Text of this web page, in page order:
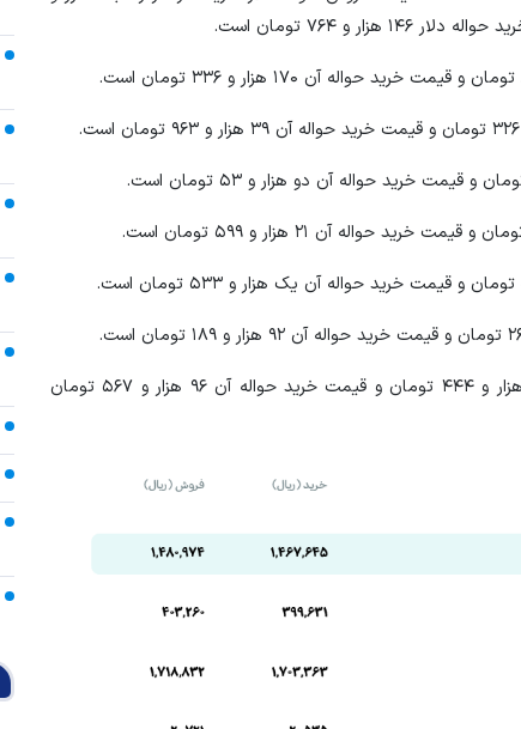
نرخ فروش حواله هزار وون کره جنوبی ۹۷ هزار و ۴۴۴ تومان و قیمت خرید حواله آن ۹۶ هزار و ۵۶۷ تومان